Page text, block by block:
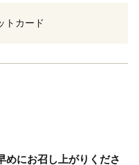
トカード
にお召し上がりくださ